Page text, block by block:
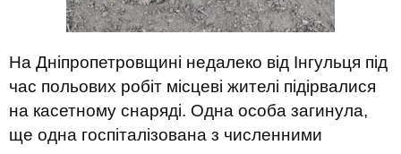
На Дніпропетровщині недалеко від Інгульця під
час польових робіт місцеві жителі підірвалися
на касетному снаряді. Одна особа загинула,
ще одна госпіталізована з численними